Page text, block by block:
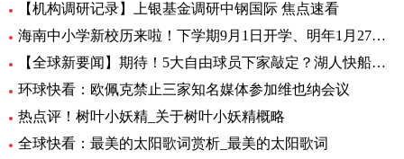
【机构调研记录】上银基金调研中钢国际 焦点速看
海南中小学新校历来啦！下学期9月1日开学、明年1月27日放寒假|观焦点
【全球新要闻】期待！5大自由球员下家敲定？湖人快船或签全明星后卫
环球快看：欧佩克禁止三家知名媒体参加维也纳会议
热点评！树叶小妖精_关于树叶小妖精概略
全球快看：最美的太阳歌词赏析_最美的太阳歌词